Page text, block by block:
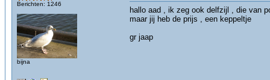
Berichten: 1246
bijna
hallo aad , ik zeg ook delfzijl , die van
maar jij heb de prijs , een keppeltje
gr jaap